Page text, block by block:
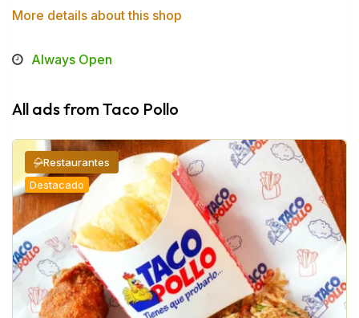
More details about this shop
Always Open
All ads from Taco Pollo
Destacado
Restaurantes